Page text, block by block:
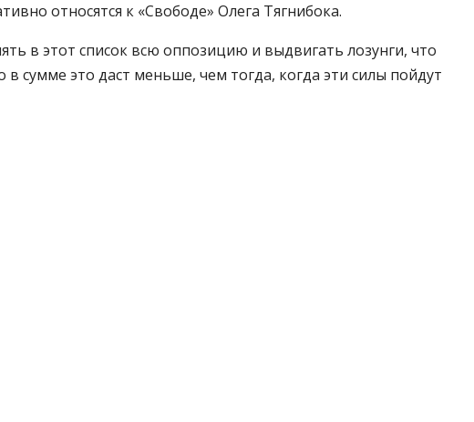
относятся к «Свободе» Олега Тягнибока.
в этот список всю оппозицию и выдвигать лозунги, что
сумме это даст меньше, чем тогда, когда эти силы пойдут